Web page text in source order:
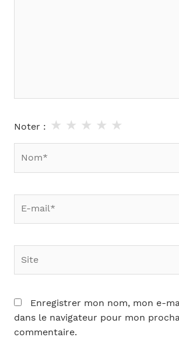
Noter : ★
★
★
★
★
Enregistrer mon nom, mon e-
dans le navigateur pour mon
commentaire.